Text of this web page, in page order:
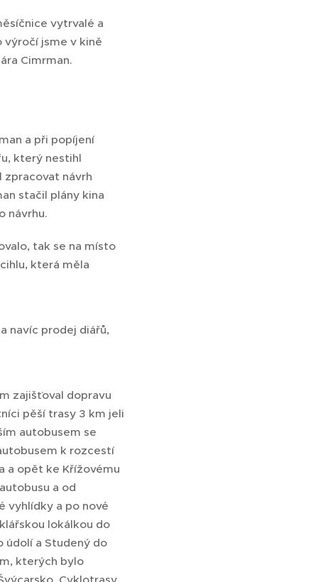
vytrvalé a
výročí jsme v kině
Cimrman.
a při popíjení
který nestihl
zpracovat návrh
stačil plány kina
návrhu.
tak se na místo
která měla
navíc prodej diářů,
zajišťoval dopravu
pěší trasy 3 km jeli
autobusem se
k rozcestí
a opět ke Křížovému
a od
vyhlídky a po nové
lokálkou do
údolí a Studený do
kterých bylo